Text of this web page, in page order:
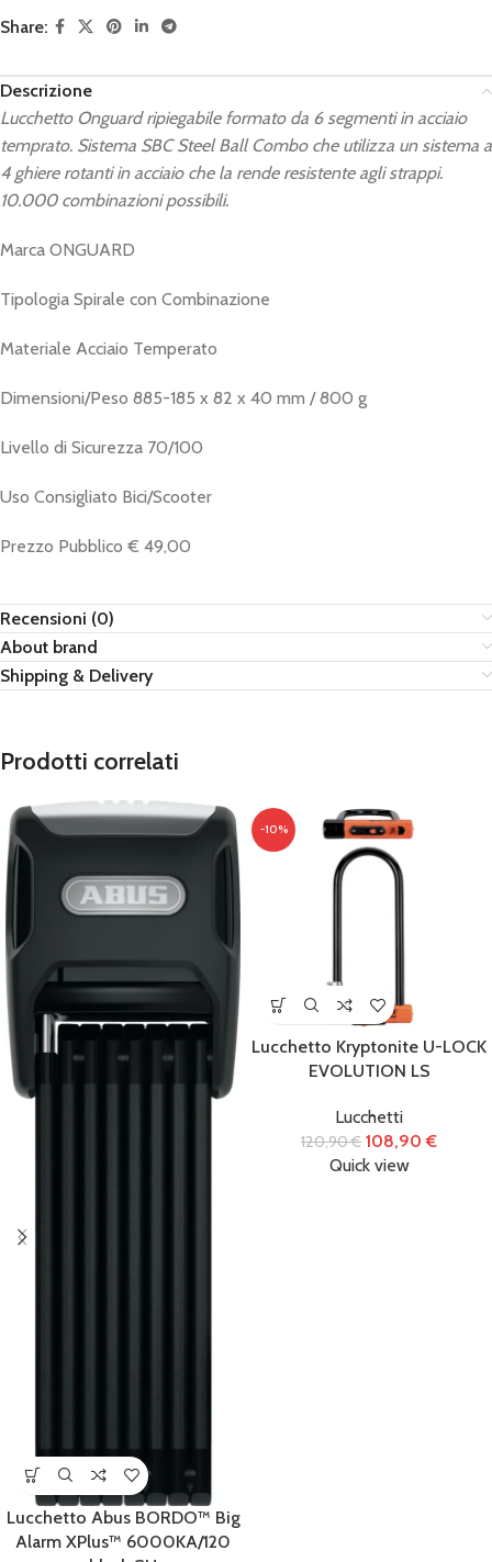
Share:
Descrizione
Lucchetto Onguard ripiegabile formato da 6 segmenti in acciaio
temprato. Sistema SBC Steel Ball Combo che utilizza un sistema a
4 ghiere rotanti in acciaio che la rende resistente agli strappi.
10.000 combinazioni possibili.
Marca ONGUARD
Tipologia Spirale con Combinazione
Materiale Acciaio Temperato
Dimensioni/Peso 885-185 x 82 x 40 mm / 800 g
Livello di Sicurezza 70/100
Uso Consigliato Bici/Scooter
Prezzo Pubblico € 49,00
Recensioni (0)
About brand
Shipping & Delivery
Prodotti correlati
Lucchetto Abus BORDO™ Big
Alarm XPlus™ 6000KA/120
-10%
Lucchetto Kryptonite U-LOCK
EVOLUTION LS
Lucchetti
120,90€ 108,90€
Quick view